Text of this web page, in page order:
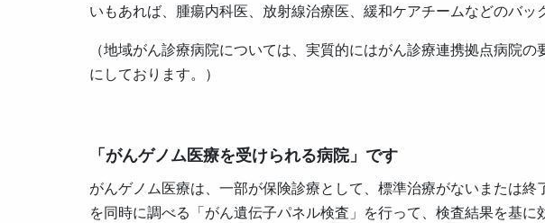
いもあれば、腫瘍内科医、放射線治療医、緩和ケアチームなどのバッ
（地域がん診療病院については、実質的にはがん診療連携拠点病院
にしております。）
「がんゲノム医療を受けられる病院」です
がんゲノム医療は、一部が保険診療として、標準治療がないまたは
を同時に調べる「がん遺伝子パネル検査」を行って、検査結果を基